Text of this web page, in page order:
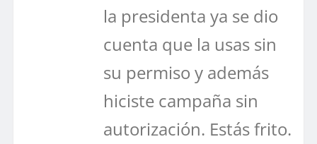
la presidenta ya se dio
cuenta que la usas sin
su permiso y además
hiciste campaña sin
autorización. Estás frito.